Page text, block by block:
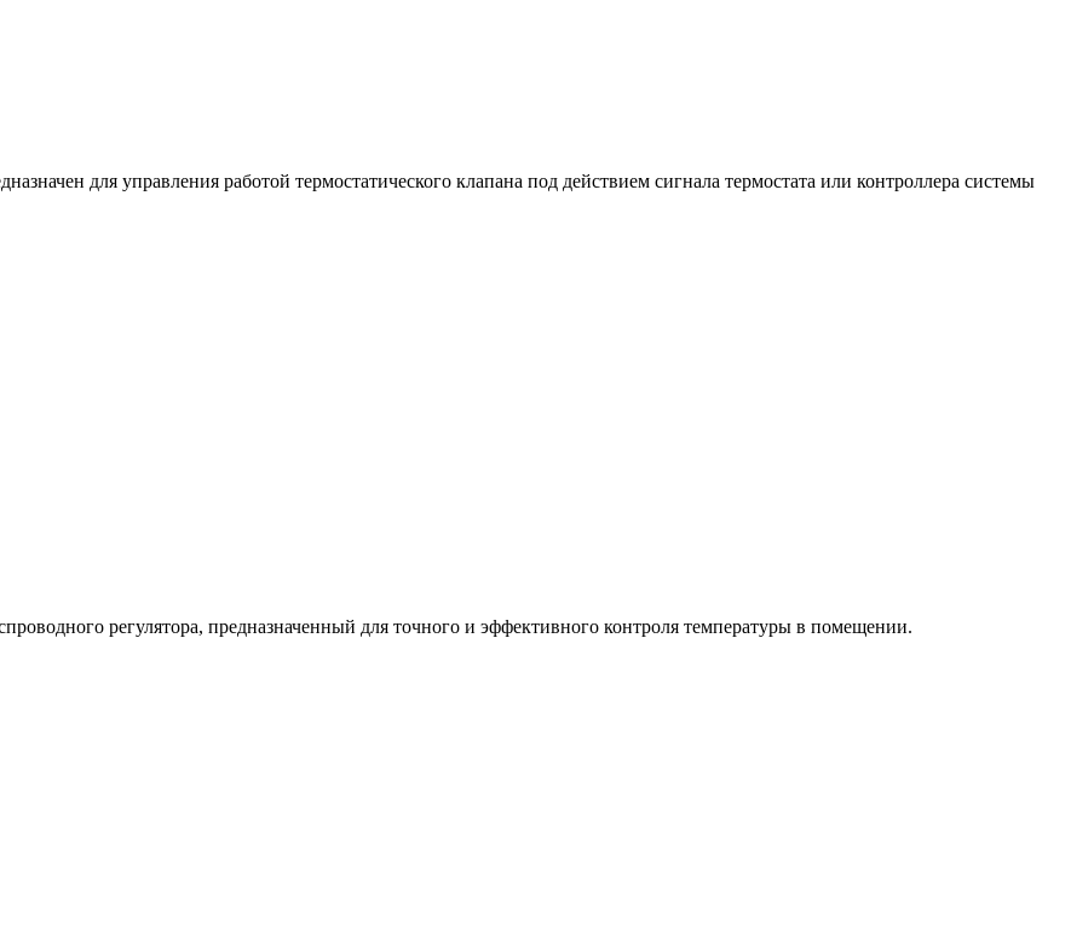
для управления работой термостатического клапана под действием сигнала термостата или контроллера системы
регулятора, предназначенный для точного и эффективного контроля температуры в помещении.